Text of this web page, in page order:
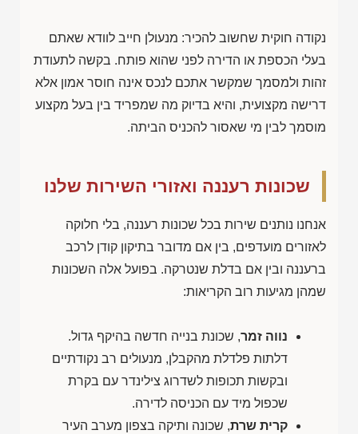
נקודה חוקית שחשוב להכיר: מנעולן חייב לוודא שאתם
בעלי הכספת או הדירה לפני שהוא פותח. בקשה לתעודת
זהות ולמסמך שמקשר אתכם לנכס אינה חוסר אמון אלא
דרישה מקצועית, והיא בדיוק מה שמפריד בין בעל מקצוע
מוסמך לבין מי שאסור להכניס הביתה.
שכונות רעננה ואזורי השירות שלנו
אנחנו נותנים שירות בכל שכונות רעננה, בלי חלוקה
לאזורים מועדפים, בין אם מדובר בתיקון קודן לרכב
ברעננה ובין אם בדלת שנטרקה. בפועל אלה השכונות
שמהן מגיעות רוב הקריאות:
נווה זמר, שכונת בנייה חדשה בהיקף גדול.
דלתות פלדלת מהקבלן, מנעולים רב נקודתיים
ובקשות תכופות לשדרוג צילינדר עם בקרת
שכפול מיד עם הכניסה לדירה.
קרית שרת, שכונה ותיקה בצפון מערב העיר